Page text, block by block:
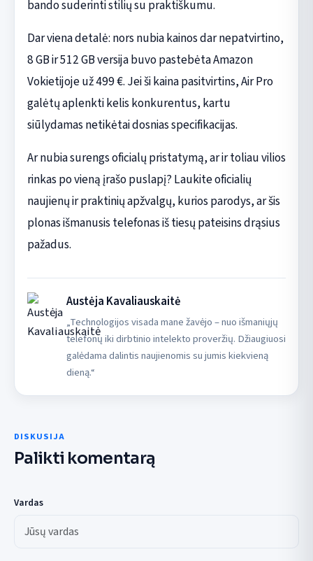
bando suderinti stilių su praktiškumu.
Dar viena detalė: nors nubia kainos dar nepatvirtino,
8 GB ir 512 GB versija buvo pastebėta Amazon
Vokietijoje už 499 €. Jei ši kaina pasitvirtins, Air Pro
galėtų aplenkti kelis konkurentus, kartu
siūlydamas netikėtai dosnias specifikacijas.
Ar nubia surengs oficialų pristatymą, ar ir toliau vilios
rinkas po vieną įrašo puslapį? Laukite oficialių
naujienų ir praktinių apžvalgų, kurios parodys, ar šis
plonas išmanusis telefonas iš tiesų pateisins drąsius
pažadus.
Austėja Kavaliauskaitė
„Technologijos visada mane žavėjo – nuo išmaniųjų
telefonų iki dirbtinio intelekto proveržių. Džiaugiuosi
galėdama dalintis naujienomis su jumis kiekvieną
dieną.“
DISKUSIJA
Palikti komentarą
Vardas